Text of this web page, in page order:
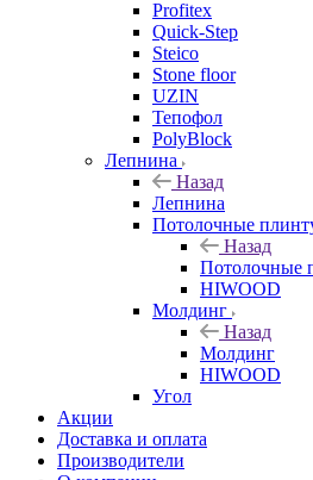
Profitex
Quick-Step
Steico
Stone floor
UZIN
Тепофол
PolyBlock
Лепнина
Назад
Лепнина
Потолочные
Назад
Потолочные
HIWOOD
Молдинг
Назад
Молдинг
HIWOOD
Угол
Акции
Доставка и оплата
Производители